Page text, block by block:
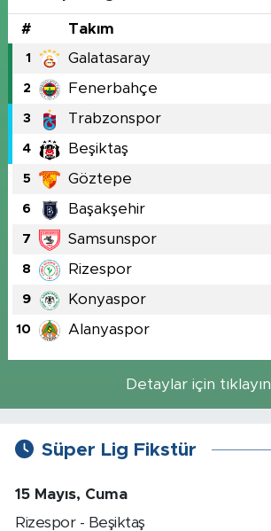
# Takım
1 Galatasaray
2 Fenerbahçe
3 Trabzonspor
4 Beşiktaş
5 Göztepe
6 Başakşehir
7 Samsunspor
8 Rizespor
9 Konyaspor
10 Alanyaspor
Detaylar için tıklayın
Süper Lig Fikstür
15 Mayıs, Cuma
Rizespor - Beşiktaş